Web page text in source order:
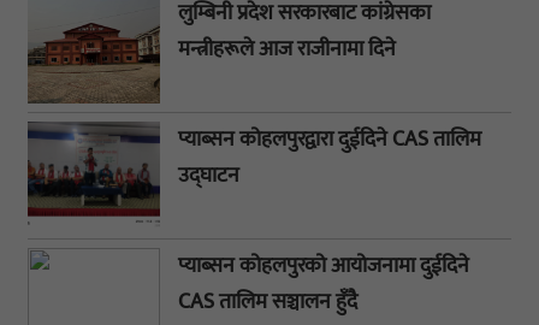
लुम्बिनी प्रदेश सरकारबाट कांग्रेसका
मन्त्रीहरूले आज राजीनामा दिने
प्याब्सन कोहलपुरद्वारा दुईदिने CAS तालिम
उद्घाटन
प्याब्सन कोहलपुरको आयोजनामा दुईदिने
CAS तालिम सञ्चालन हुँदै